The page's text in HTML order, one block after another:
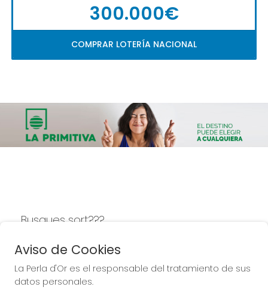
300.000€
COMPRAR LOTERÍA NACIONAL
Busques sort???
LA PERLA D'OR
Aviso de Cookies
La Perla d'Or es el responsable del tratamiento de sus
datos personales.